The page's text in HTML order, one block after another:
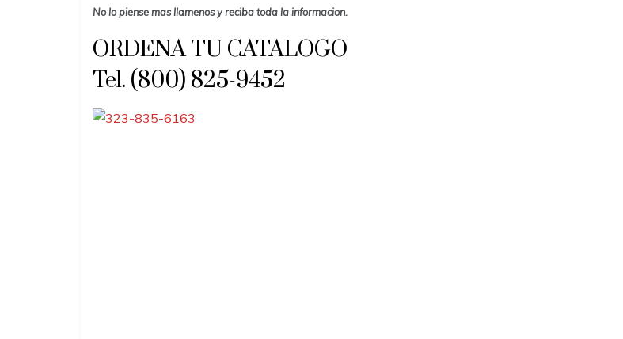
No lo piense mas llamenos y reciba toda la informacion.
ORDENA TU CATALOGO
Tel. (800) 825-9452